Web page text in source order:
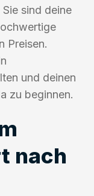
sind deine
Preisen.
und deinen
zu beginnen.
nach